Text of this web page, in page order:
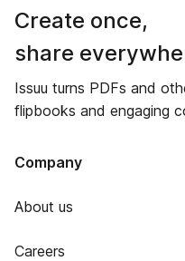
Create once,
share
Issuu turns PDFs and
flipbooks and engaging
Company
About us
Careers